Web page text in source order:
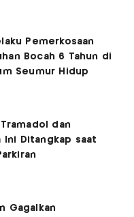
Pemerkosaan
Bocah 6 Tahun di
Seumur Hidup
dan
Ini Ditangkap saat
Gagalkan